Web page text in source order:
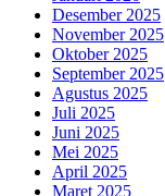
Desember 2025
November 2025
Oktober 2025
September 2025
Agustus 2025
Juli 2025
Juni 2025
Mei 2025
April 2025
Maret 2025